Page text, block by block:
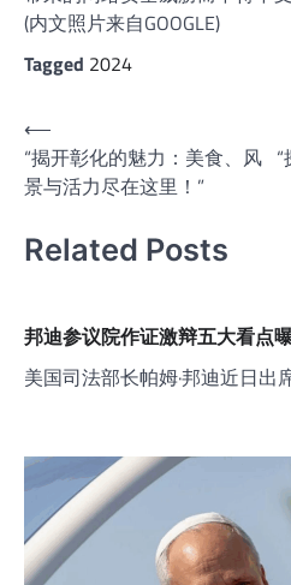
(内文照片来自GOOGLE)
Tagged 2024
文
章
导
航
⟵
“揭开彰化的魅力：美食、风
景与活力尽在这里！”
Related Posts
邦迪参议院作证激辩五大看点
美国司法部长帕姆·邦迪近日出